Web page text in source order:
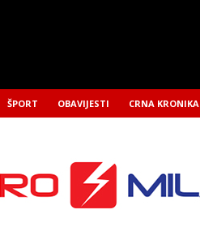
ŠPORT OBAVIJESTI CRNA KRONIKA